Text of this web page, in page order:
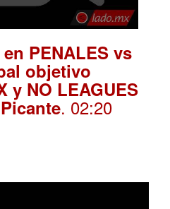
en PENALES vs
objetivo
y NO LEAGUES
. 02:20